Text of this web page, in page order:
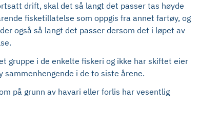
drift, skal det så langt det passer tas høyde
fisketillatelse som oppgis fra annet fartøy, og
også så langt det passer dersom det i løpet av
gruppe i de enkelte fiskeri og ikke har skiftet eier
i de to siste årene.
på grunn av havari eller forlis har vesentlig